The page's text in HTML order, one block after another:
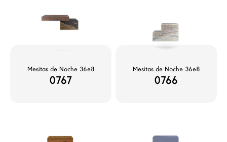
Mesitas de Noche 36e8
0767
Mesitas de Noche 36e8
0766